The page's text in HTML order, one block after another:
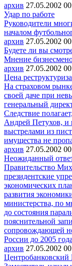
архив 27.05.2002
Удар по работе
Руководители
началом
архив 27.05.2002
Будете ли вы
Мнение
архив 27.05.2002
Цена
На страховом
своей даче при
генеральный
Следствие
Андрей Петухов, и
выстрелами из
имущества не
архив 27.05.2002
Неожиданный
Правительство
президентские
экономических
развития
министерства, по
до состояния
пояснительной
сопровождающей
России до 2005
архив 27.05.2002
Центробанковский